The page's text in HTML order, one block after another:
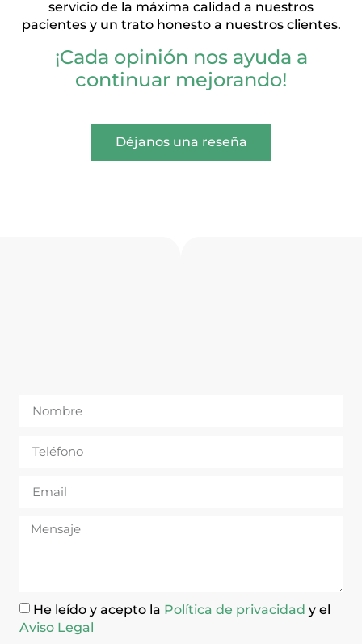
servicio de la máxima calidad a nuestros
pacientes y un trato honesto a nuestros clientes.
¡Cada opinión nos ayuda a
continuar mejorando!
Déjanos una reseña
He leído y acepto la Política de privacidad y el
Aviso Legal